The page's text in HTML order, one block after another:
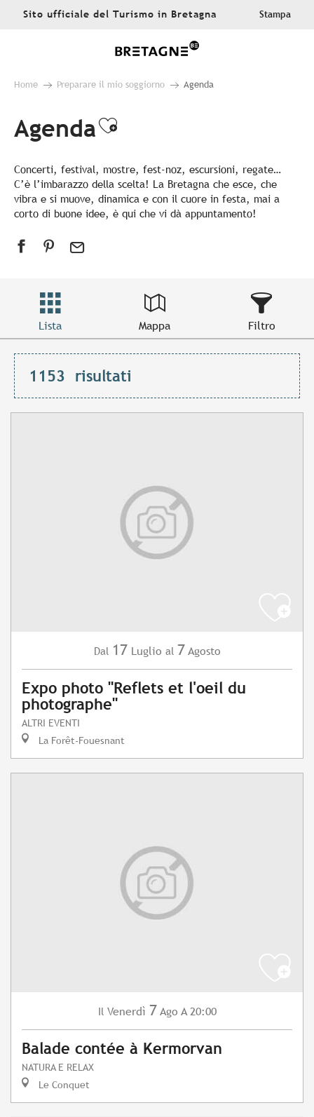
AllerSito ufficiale del Turismo in Bretagna Stampa
Home Preparare il mio soggiorno Agenda
AgendaAjouter aux favoris
Concerti, festival, mostre, fest-noz, escursioni, regate…
C’è l’imbarazzo della scelta! La Bretagna che esce, che
vibra e si muove, dinamica e con il cuore in festa, mai a
corto di buone idee, è qui che vi dà appuntamento!
Lista Mappa Filtro
1153 risultati
Dal 17 Luglio al 7 Agosto
Expo photo "Reflets et l'oeil du
photographe"
ALTRI EVENTI
La Forêt-Fouesnant
Il Venerdì 7 Ago A 20:00
Balade contée à Kermorvan
NATURA E RELAX
Le Conquet